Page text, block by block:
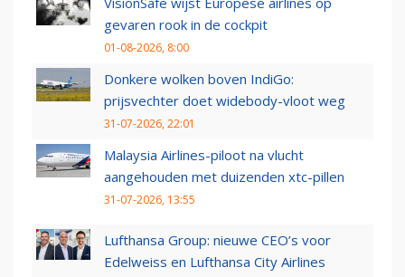
gevaren rook in de cockpit
01-08-2026, 8:00
Donkere wolken boven IndiGo:
prijsvechter doet widebody-vloot weg
31-07-2026, 22:01
Malaysia Airlines-piloot na vlucht
aangehouden met duizenden xtc-pillen
31-07-2026, 13:55
Lufthansa Group: nieuwe CEO’s voor
Edelweiss en Lufthansa City Airlines